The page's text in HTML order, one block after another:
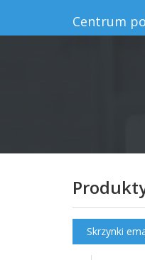
Centrum
Skrzynki